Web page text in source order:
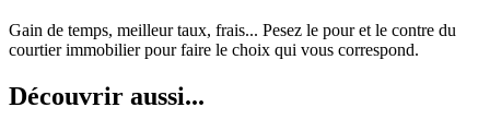
Gain de temps, meilleur taux, frais... Pesez le pour et le contre du
courtier immobilier pour faire le choix qui vous correspond.
Découvrir aussi...